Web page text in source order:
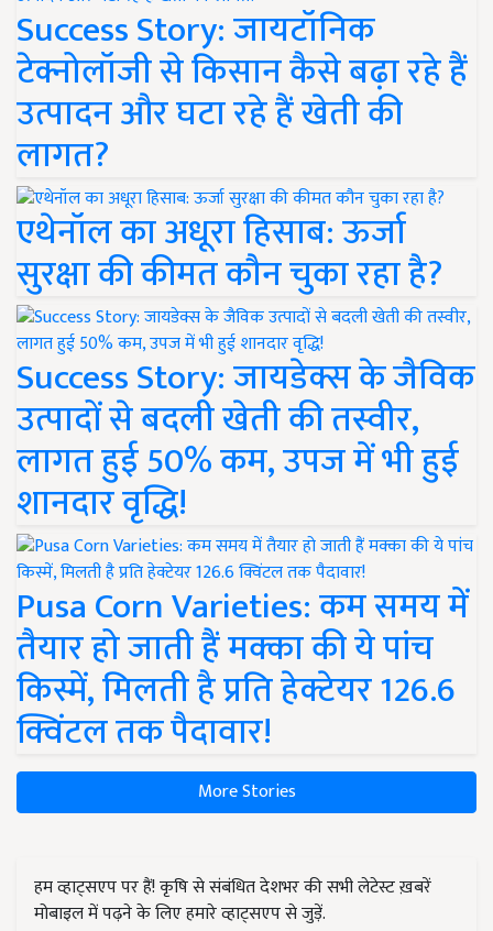
Success Story: जायटॉनिक
टेक्नोलॉजी से किसान कैसे बढ़ा रहे हैं
उत्पादन और घटा रहे हैं खेती की
लागत?
एथेनॉल का अधूरा हिसाब: ऊर्जा
सुरक्षा की कीमत कौन चुका रहा है?
Success Story: जायडेक्स के जैविक
उत्पादों से बदली खेती की तस्वीर,
लागत हुई 50% कम, उपज में भी हुई
शानदार वृद्धि!
Pusa Corn Varieties: कम समय में
तैयार हो जाती हैं मक्का की ये पांच
किस्में, मिलती है प्रति हेक्टेयर 126.6
क्विंटल तक पैदावार!
More Stories
हम व्हाट्सएप पर हैं! कृषि से संबंधित देशभर की सभी लेटेस्ट ख़बरें
मोबाइल में पढ़ने के लिए हमारे व्हाट्सएप से जुड़ें.